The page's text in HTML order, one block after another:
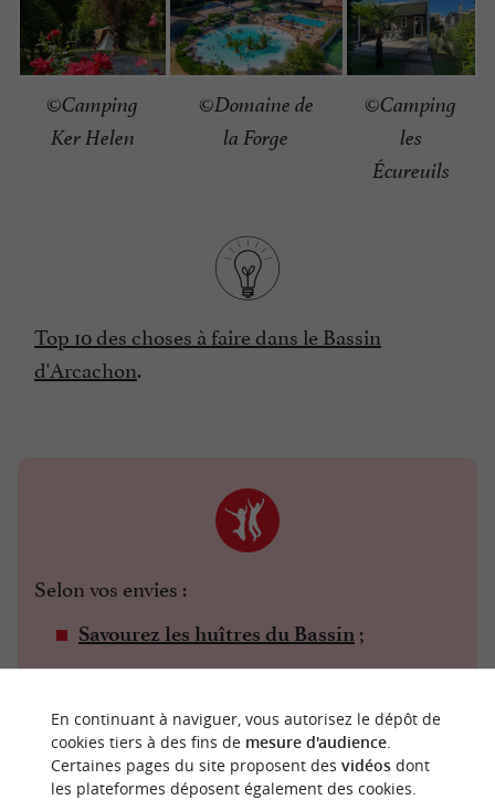
©Camping
Ker Helen
©Domaine de
la Forge
©Camping
les
Écureuils
Top 10 des choses à faire dans le Bassin
d'Arcachon.
Selon vos envies :
Savourez les huîtres du Bassin ;
...
En continuant à naviguer, vous autorisez le dépôt de
cookies tiers à des fins de mesure d'audience.
Certaines pages du site proposent des vidéosdont
les plateformes déposent également des cookies.